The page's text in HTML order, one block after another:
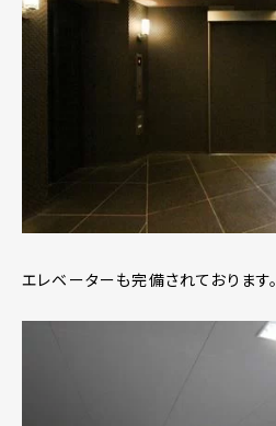
エレベーターも完備されております。